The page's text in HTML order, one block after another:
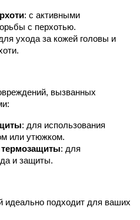
: с активными
с перхотью.
ухода за кожей головы и
вызванных
: для использования
или утюжком.
: для
и защиты.
идеально подходит для ваших